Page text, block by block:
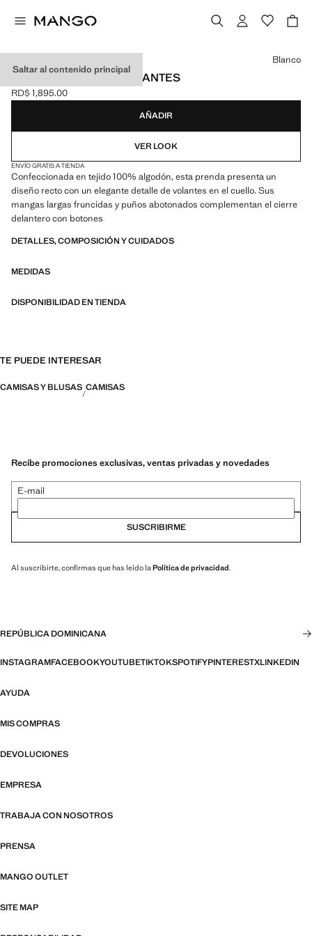
Saltar al contenido principal
CAMISA ALGODÓN VOLANTES
Precio actual [RD$ 1,895.00 ]
RD$ 1,895.00
Selecciona un color
Blanco
AÑADIR
VER LOOK
ENVÍO GRATIS A TIENDA
Confeccionada en tejido 100% algodón, esta prenda presenta un
diseño recto con un elegante detalle de volantes en el cuello. Sus
mangas largas fruncidas y puños abotonados complementan el cierre
delantero con botones
DETALLES, COMPOSICIÓN Y CUIDADOS
MEDIDAS
DISPONIBILIDAD EN TIENDA
TE PUEDE INTERESAR
CAMISAS Y BLUSAS CAMISAS
Recibe promociones exclusivas, ventas privadas y novedades
E-mail
SUSCRIBIRME
Al suscribirte, confirmas que has leído la Política de privacidad.
REPÚBLICA DOMINICANA
INSTAGRAMFACEBOOKYOUTUBETIKTOKSPOTIFYPINTERESTXLINKEDIN
AYUDA
MIS COMPRAS
DEVOLUCIONES
EMPRESA
TRABAJA CON NOSOTROS
PRENSA
MANGO OUTLET
SITE MAP